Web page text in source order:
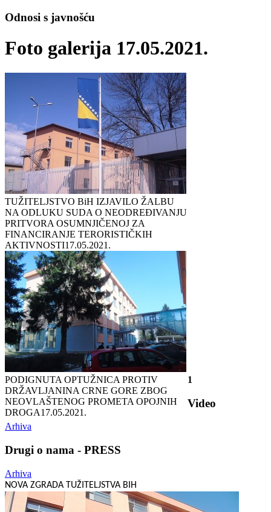
Odnosi s javnošću
Foto galerija 17.05.2021.
TUŽITELJSTVO BiH IZJAVILO ŽALBU
NA ODLUKU SUDA O NEODREĐIVANJU
PRITVORA OSUMNJIČENOJ ZA
FINANCIRANJE TERORISTIČKIH
AKTIVNOSTI17.05.2021.
PODIGNUTA OPTUŽNICA PROTIV
DRŽAVLJANINA CRNE GORE ZBOG
NEOVLAŠTENOG PROMETA OPOJNIH
DROGA17.05.2021.
1
Video
Arhiva
Drugi o nama - PRESS
Arhiva
NOVA ZGRADA TUŽITELJSTVA BIH